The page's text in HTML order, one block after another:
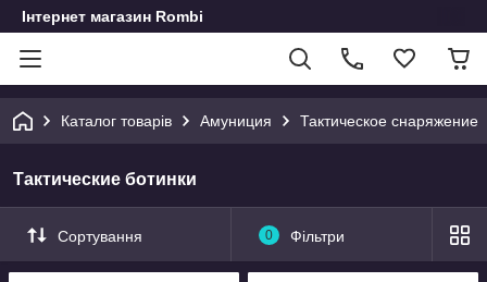
Інтернет магазин Rombi
Каталог товарів Амуниция Тактическое снаряжение
Тактические ботинки
Сортування 0 Фільтри